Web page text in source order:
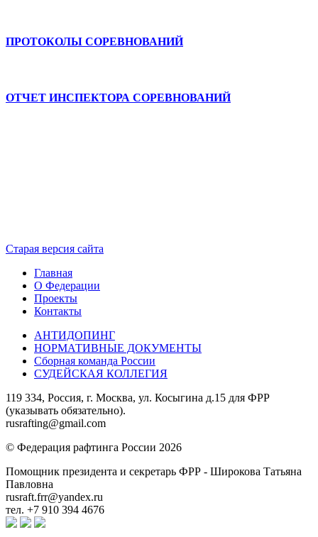
ПРОТОКОЛЫ СОРЕВНОВАНИЙ
ОТЧЕТ ИНСПЕКТОРА СОРЕВНОВАНИЙ
Старая версия сайта
Главная
О Федерации
Проекты
Контакты
АНТИДОПИНГ
НОРМАТИВНЫЕ ДОКУМЕНТЫ
Сборная команда России
СУДЕЙСКАЯ КОЛЛЕГИЯ
119 334, Россия, г. Москва, ул. Косыгина д.15 для ФРР
(указывать обязательно).
rusrafting@gmail.com
© Федерация рафтинга России 2026
Помощник президента и секретарь ФРР - Широкова Татьяна
Павловна
rusraft.frr@yandex.ru
тел. +7 910 394 4676